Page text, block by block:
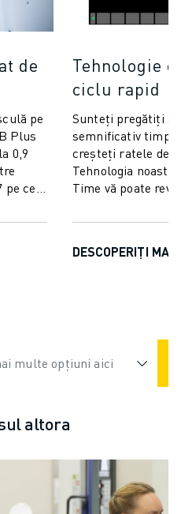
de
pe
Plus
0,9
pe cele
Tehnologie
ciclu rapid
Sunteți pregătiți
semnificativ timpii
creșteți ratele de
Tehnologia
Time vă poate
semnificativă a
DESCOPERIȚI MAI
multe opțiuni aici
altora